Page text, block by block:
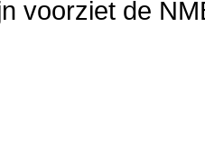
voorziet de